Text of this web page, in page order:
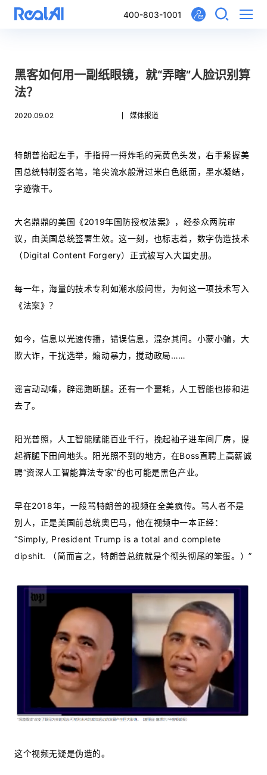
400-803-1001
黑客如何用一副纸眼镜，就“弄瞎”人脸识别算
法？
2020.09.02 媒体报道
特朗普抬起左手，手指捋一捋炸毛的亮黄色头发，右手紧握美
国总统特制签名笔，笔尖流水般滑过米白色纸面，墨水凝结，
字迹微干。
大名鼎鼎的美国《2019年国防授权法案》，经参众两院审
议，由美国总统签署生效。这一刻，也标志着，数字伪造技术
（Digital Content Forgery）正式被写入大国史册。
每一年，海量的技术专利如潮水般问世，为何这一项技术写入
《法案》？
如今，信息以光速传播，错误信息，混杂其间。小蒙小骗，大
欺大诈，干扰选举，煽动暴力，搅动政局……
谣言动动嘴，辟谣跑断腿。还有一个噩耗，人工智能也掺和进
去了。
阳光普照，人工智能赋能百业千行，挽起袖子进车间厂房，提
起裤腿下田间地头。阳光照不到的地方，在Boss直聘上高薪诚
聘“资深人工智能算法专家”的也可能是黑色产业。
早在2018年，一段骂特朗普的视频在全美疯传。骂人者不是
别人，正是美国前总统奥巴马，他在视频中一本正经：
“Simply, President Trump is a total and complete
dipshit. （简而言之，特朗普总统就是个彻头彻尾的笨蛋。）”
这个视频无疑是伪造的。